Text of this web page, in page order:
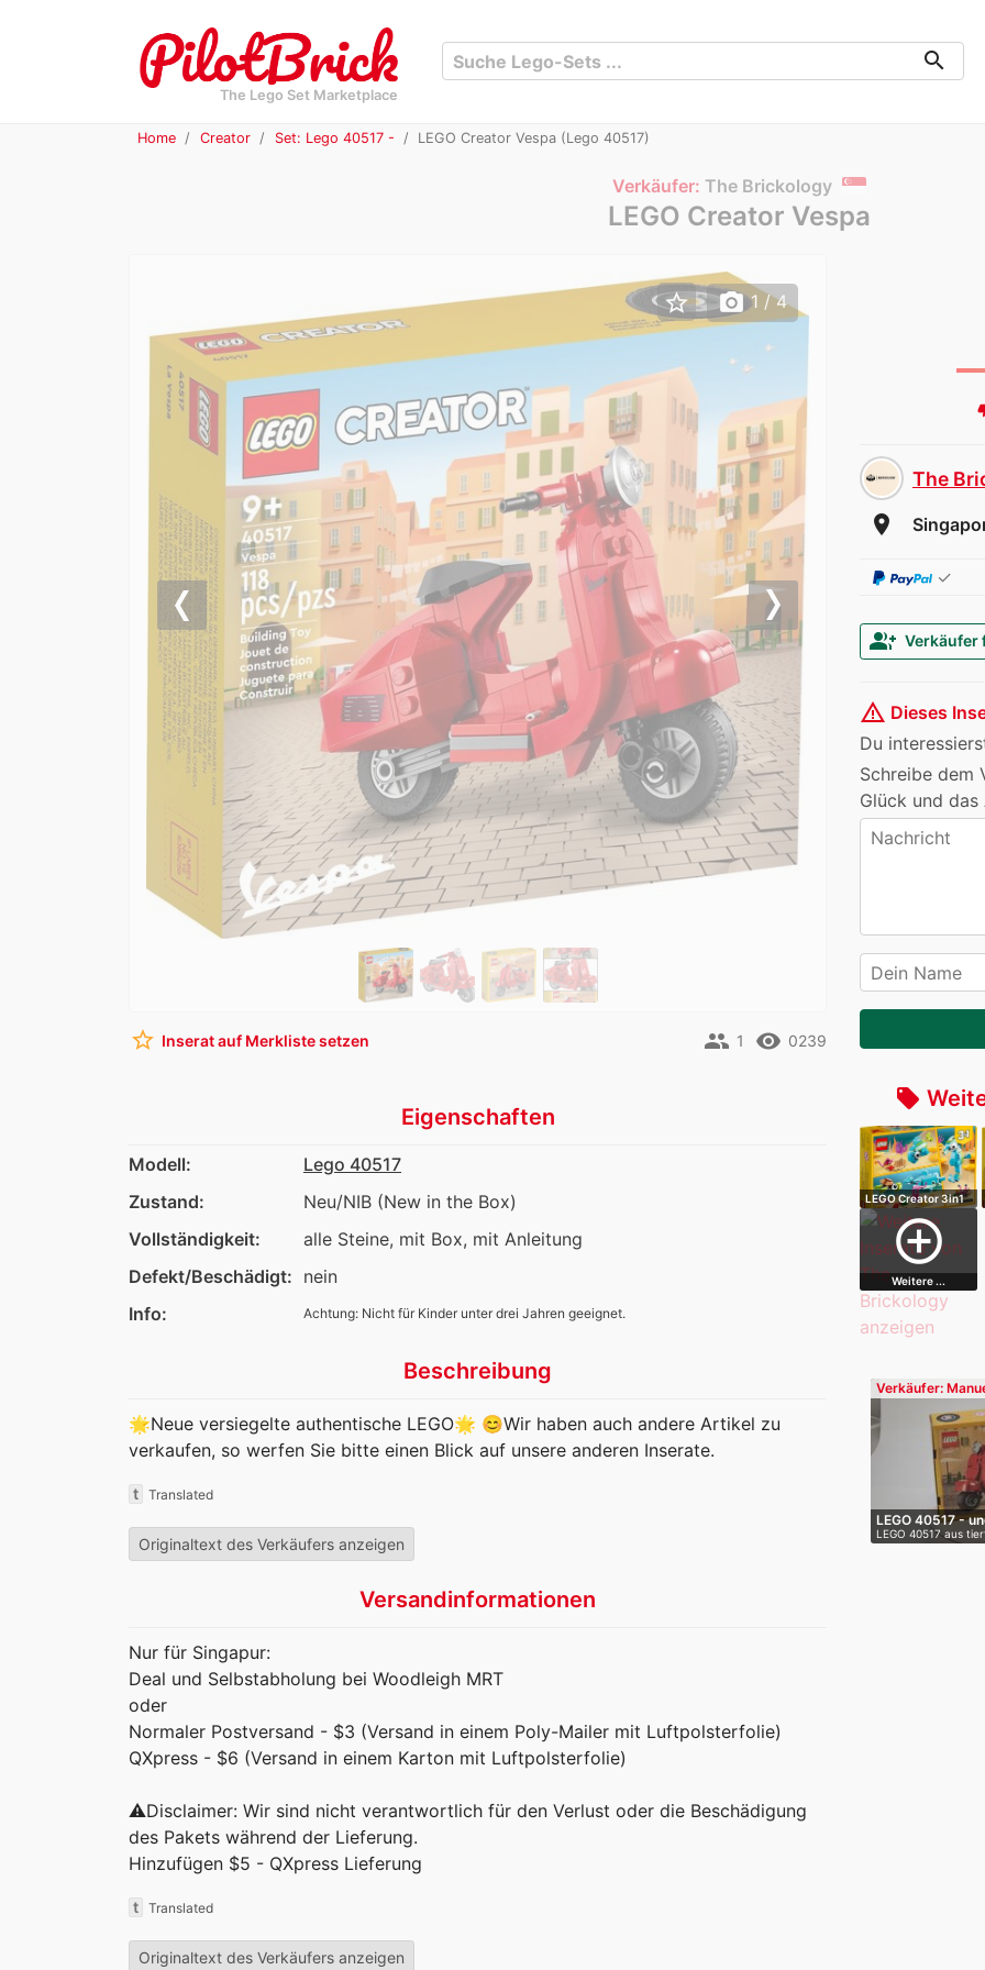
The Lego Set Marketplace
search
Home Creator Set: Lego 40517 - LEGO Creator Vespa (Lego 40517)
Verkäufer: The Brickology
LEGO Creator Vespa
The
room
✓
group_add Verkäufer
warning_amber Dieses
Du
Schreibe dem
Glück und
local_offer
LEGO Creator 3in1
Delfin und …
add_circle_outline
Weitere ...
Verkäufer:
LEGO 40517 -
LEGO 40517 aus
raucherfr…
Previous Next
star_border photo_camera 1 / 4
star_border Inserat auf Merkliste setzen remove_red_eye 0239
people 1
Eigenschaften
Modell:
Lego 40517
Zustand:
Neu/NIB (New in the Box)
Vollständigkeit:
alle Steine, mit Box, mit Anleitung
Defekt/Beschädigt: nein
Info:
Achtung: Nicht für Kinder unter drei Jahren geeignet.
Beschreibung
🌟Neue versiegelte authentische LEGO🌟 😊Wir haben auch andere Artikel zu
verkaufen, so werfen Sie bitte einen Blick auf unsere anderen Inserate.
t Translated
Originaltext des Verkäufers anzeigen
Versandinformationen
Nur für Singapur:
Deal und Selbstabholung bei Woodleigh MRT
oder
Normaler Postversand - $3 (Versand in einem Poly-Mailer mit Luftpolsterfolie)
QXpress - $6 (Versand in einem Karton mit Luftpolsterfolie)
⚠️Disclaimer: Wir sind nicht verantwortlich für den Verlust oder die Beschädigung
des Pakets während der Lieferung.
Hinzufügen $5 - QXpress Lieferung
t Translated
Originaltext des Verkäufers anzeigen